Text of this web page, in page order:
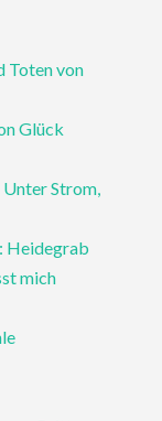
Toten von
Glück
Strom,
Heidegrab
mich